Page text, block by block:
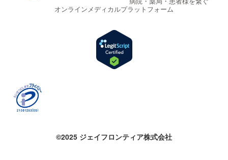
オンラインメディカルプラットフォーム
©2025 ジェイフロンティア株式会社